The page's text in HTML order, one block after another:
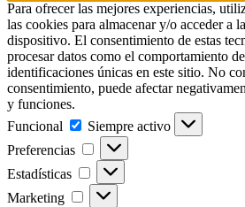
Para ofrecer las mejores experiencias,
las cookies para almacenar y/o acceder a
dispositivo. El consentimiento de estas
procesar datos como el comportamiento
identificaciones únicas en este sitio. No
consentimiento, puede afectar
y funciones.
Funcional
Funcional
Siempre activo
Preferencias
Preferencias
Estadísticas Estadísticas
Marketing Marketing